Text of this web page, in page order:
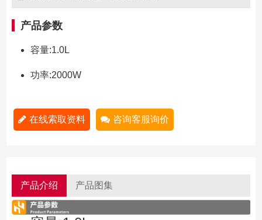
产品参数
容量:1.0L
功率:2000W
在线索取资料 咨询客服询价
产品介绍 产品图集